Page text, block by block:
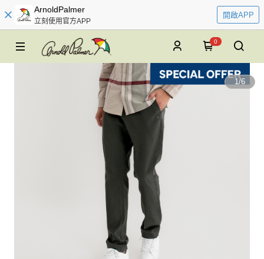
ArnoldPalmer
立刻使用官方APP
開啟APP
0
1/6